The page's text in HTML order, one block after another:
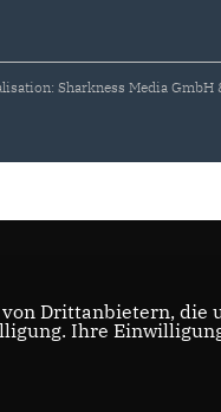
Sharkness Media GmbH
Drittanbietern, die
Ihre